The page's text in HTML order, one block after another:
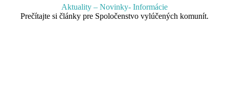
Aktuality – Novinky- Informácie
Prečítajte si články pre Spoločenstvo vylúčených komunít.